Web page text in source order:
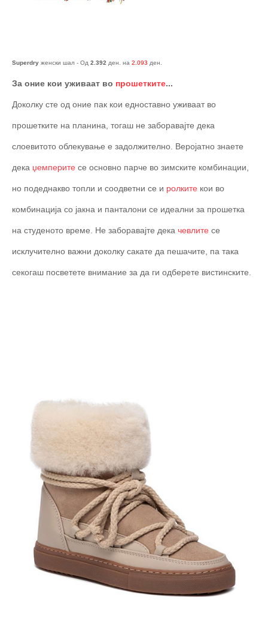
Superdry женски шал - Од 2.392 ден. на 2.093 ден.
За оние кои уживаат во прошетките...
Доколку сте од оние пак кои едноставно уживаат во
прошетките на планина, тогаш не заборавајте дека
слоевитото облекување е задолжително. Веројатно знаете
дека џемперите се основно парче во зимските комбинации,
но подеднакво топли и соодветни се и ролките кои во
комбинација со јакна и панталони се идеални за прошетка
на студеното време. Не заборавајте дека чевлите се
исклучително важни доколку сакате да пешачите, па така
секогаш посветете внимание за да ги одберете вистинските.